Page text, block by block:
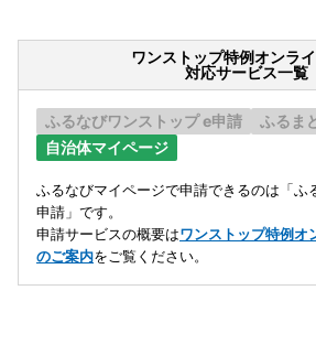
ワンストップ特例オンラ
対応サービス一覧
ふるなびワンストップ e申請
ふるま
自治体マイページ
ふるなびマイページで申請できるのは「ふ
申請」です。
申請サービスの概要はワンストップ特例オ
のご案内をご覧ください。